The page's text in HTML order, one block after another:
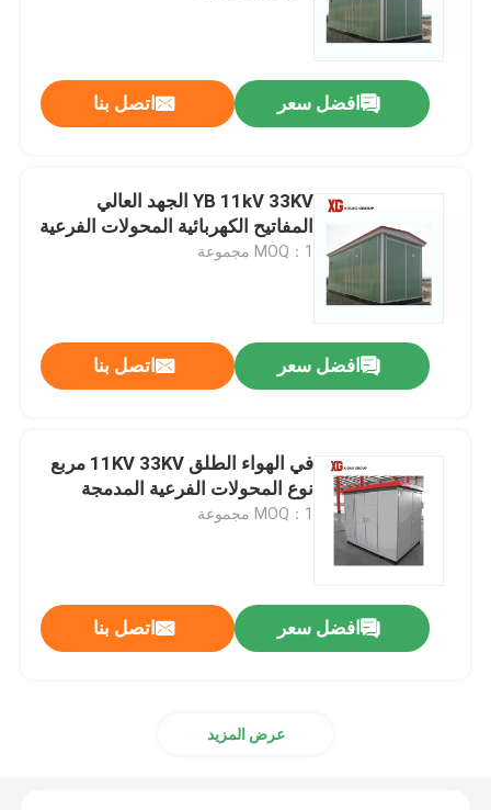
افضل سعر اتصل بنا
YB 11kV 33KV الجهد العالي
المفاتيح الكهربائية المحولات الفرعية
MOQ：1 مجموعة
افضل سعر اتصل بنا
في الهواء الطلق 11KV 33KV مربع
نوع المحولات الفرعية المدمجة
MOQ：1 مجموعة
افضل سعر اتصل بنا
عرض المزيد